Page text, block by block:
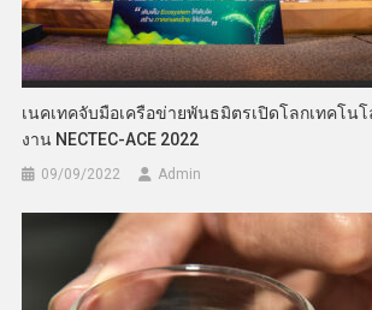
เนคเทคจับมือเครือข่ายพันธมิตรเปิดโลกเทคโน
งาน NECTEC-ACE 2022
09/09/2022 Admin